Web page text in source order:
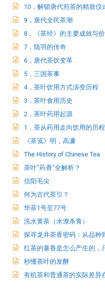
10，解锁唐代煎茶的精致仪
9，唐代全民茶潮
8，《茶经》的主要成就与
7，陆羽的传奇
6，唐代茶饮变革
5，三国茶事
4，茶叶饮用方式演变历程
3，茶叶食用历史
2，茶叶药用起源
1，茶从药用走向饮用的历程
《茶笺》明，高濂
The History of Chinese Tea
茶叶“药香”全解析？
信阳毛尖
何为古代茶引？
华茶1号至77号
洗水黄茶（水潦杀青）
探寻龙井茶香密码：从品种
红茶的薯香是怎么产生的，
秒懂茶叶的发酵
有机茶和普通茶的实际差异